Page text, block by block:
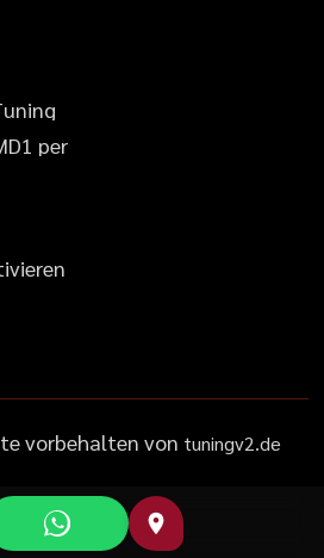
uning
D1 per
ivieren
vorbehalten von tuningv2.de